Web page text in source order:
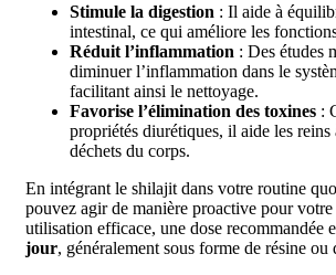
Stimule la digestion : Il aide à
intestinal, ce qui améliore les
Réduit l’inflammation : Des études
diminuer l’inflammation dans le
facilitant ainsi le nettoyage.
Favorise l’élimination des toxines :
propriétés diurétiques, il aide les reins
déchets du corps.
En intégrant le shilajit dans votre routine
pouvez agir de manière proactive pour votre
utilisation efficace, une dose recommandée
jour, généralement sous forme de résine ou